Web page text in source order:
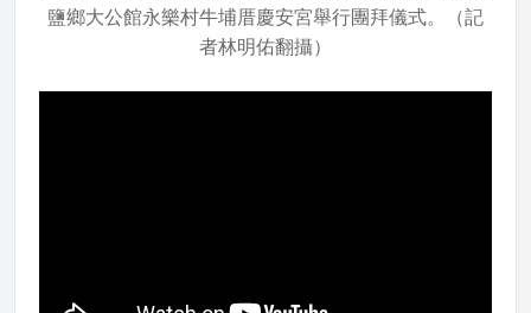
鹽鄉大公館永樂村牛埔厝慶安宮舉行團拜儀式。（記
者林明佑翻攝）